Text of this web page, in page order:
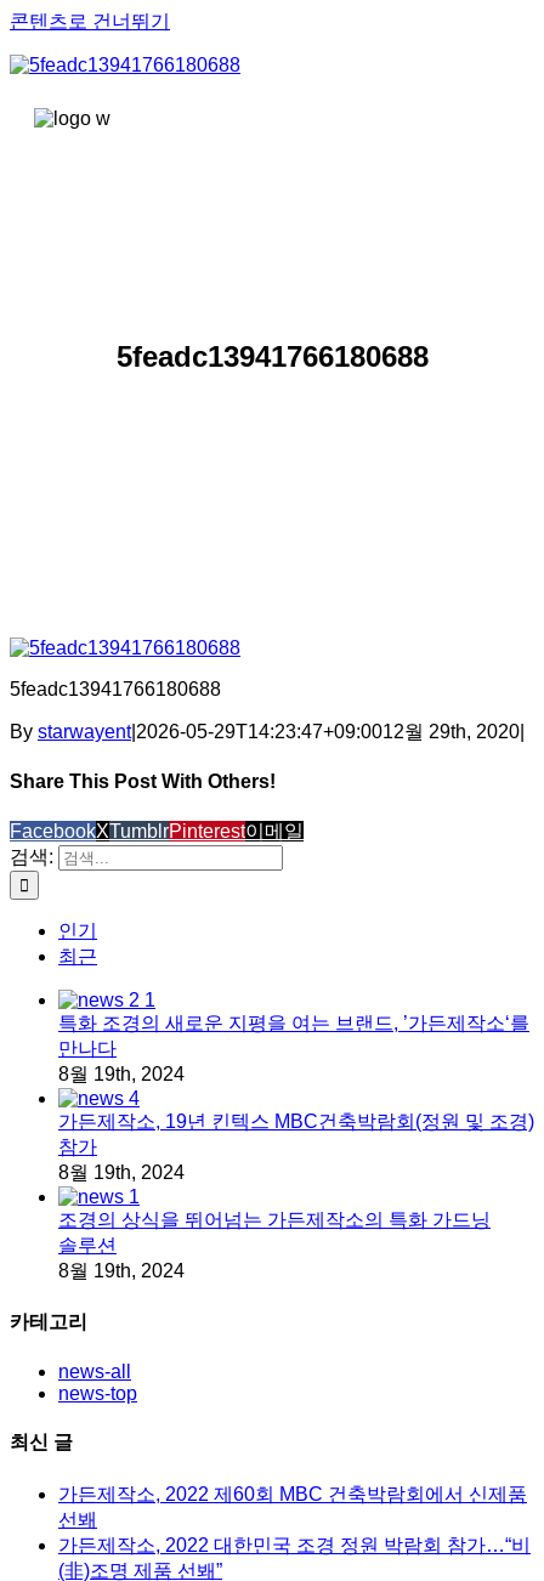
콘텐츠로 건너뛰기
5feadc13941766180688
5feadc13941766180688
By starwayent| 2026-05-29T14:23:47+09:0012월 29th, 2020
Share This Post With Others!
FacebookXTumblrPinterest이메일
검색:
인기
최근
특화 조경의 새로운 지평을 여는 브랜드, ’가든제작소‘를
만나다
8월 19th, 2024
가든제작소, 19년 킨텍스 MBC건축박람회(정원 및 조경)
참가
8월 19th, 2024
조경의 상식을 뛰어넘는 가든제작소의 특화 가드닝
솔루션
8월 19th, 2024
카테고리
news-all
news-top
최신 글
가든제작소, 2022 제60회 MBC 건축박람회에서 신제품
선봬
가든제작소, 2022 대한민국 조경 정원 박람회 참가…“비
(非)조명 제품 선봬”